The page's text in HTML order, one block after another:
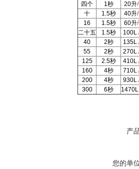
四个
1秒 20升/
十
1.5秒 40升/
16
1.5秒 60升/
二十五
1.5秒
100L
40
2秒
135L
55
2秒
270L
125
2.5秒
410L
160
4秒
710L
200
4秒
930L
300
6秒
产
您的单